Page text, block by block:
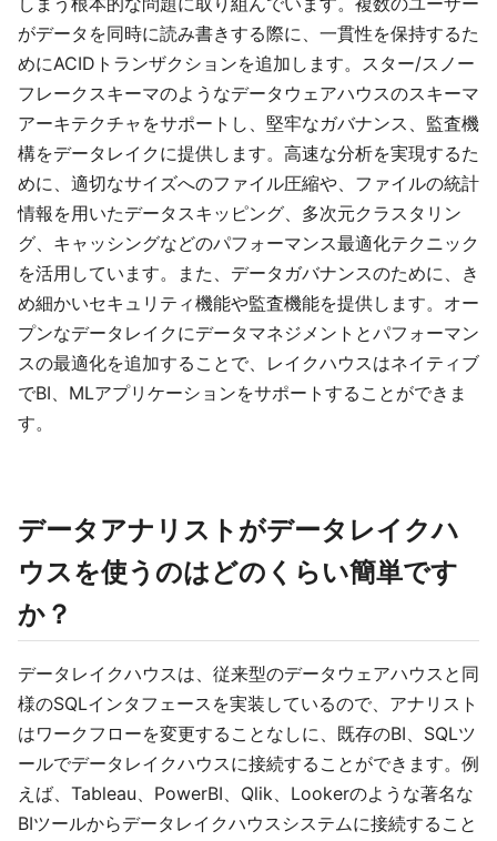
がデータを同時に読み書きする際に、一貫性を保持するた
めにACIDトランザクションを追加します。スター/スノー
フレークスキーマのようなデータウェアハウスのスキーマ
アーキテクチャをサポートし、堅牢なガバナンス、監査機
構をデータレイクに提供します。高速な分析を実現するた
めに、適切なサイズへのファイル圧縮や、ファイルの統計
情報を用いたデータスキッピング、多次元クラスタリン
グ、キャッシングなどのパフォーマンス最適化テクニック
を活用しています。また、データガバナンスのために、き
め細かいセキュリティ機能や監査機能を提供します。オー
プンなデータレイクにデータマネジメントとパフォーマン
スの最適化を追加することで、レイクハウスはネイティブ
でBI、MLアプリケーションをサポートすることができま
す。
データアナリストがデータレイクハ
ウスを使うのはどのくらい簡単です
か？
データレイクハウスは、従来型のデータウェアハウスと同
様のSQLインタフェースを実装しているので、アナリスト
はワークフローを変更することなしに、既存のBI、SQLツ
ールでデータレイクハウスに接続することができます。例
えば、Tableau、PowerBI、Qlik、Lookerのような著名な
BIツールからデータレイクハウスシステムに接続すること